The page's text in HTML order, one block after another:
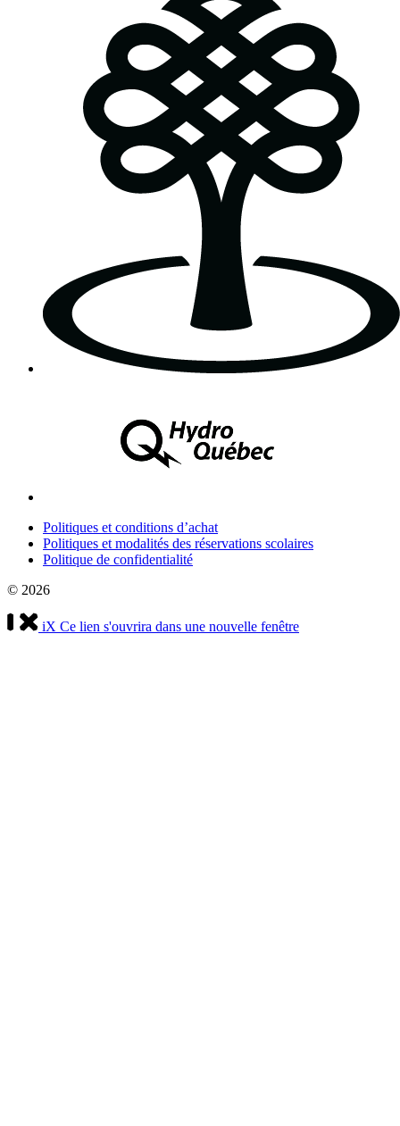
Politiques et conditions d’achat
Politiques et modalités des réservations scolaires
Politique de confidentialité
© 2026
iX Ce lien s'ouvrira dans une nouvelle fenêtre